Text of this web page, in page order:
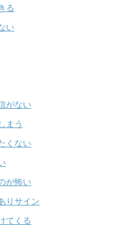
る
い
がない
まう
くない
が怖い
りサイン
てくる